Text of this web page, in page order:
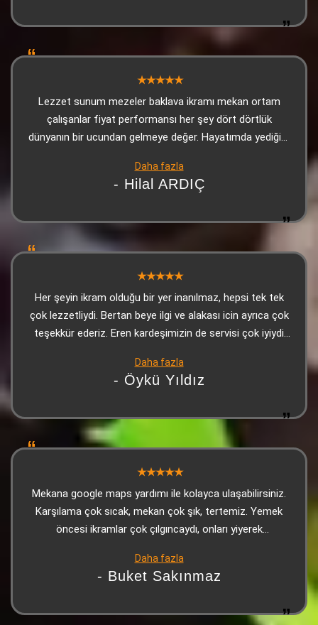
Lezzet sunum mezeler baklava ikramı mekan ortam
çalışanlar fiyat performansı her şey dört dörtlük
dünyanın bir ucundan gelmeye değer. Hayatımda yediğim
Daha fazla
- Hilal ARDIÇ
Her şeyin ikram olduğu bir yer inanılmaz, hepsi tek tek
çok lezzetliydi. Bertan beye ilgi ve alakası icin ayrıca çok
teşekkür ederiz. Eren kardeşimizin de servisi çok iyiydi
Daha fazla
- Öykü Yıldız
Mekana google maps yardımı ile kolayca ulaşabilirsiniz.
Karşılama çok sıcak, mekan çok şık, tertemiz. Yemek
öncesi ikramlar çok çılgıncaydı, onları yiyerek
tatlı (yine ikram) harikaydı. Personel çok sıcakkanlı,
güleryüzlü ve ilgiliydi. Biz çok beğendik tavsiye ediyorum
Daha fazla
- Buket Sakınmaz